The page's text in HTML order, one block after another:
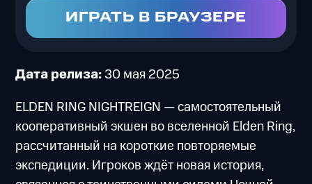
ИГРАТЬ В БРАУЗЕРЕ
Дата релиза:30 мая 2025
ELDEN RING NIGHTREIGN — самостоятельный
кооперативный экшен во вселенной Elden Ring,
рассчитанный на короткие повторяемые
экспедиции. Игроков ждёт новая история,